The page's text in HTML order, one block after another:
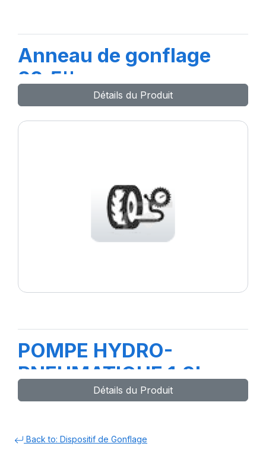
Anneau de gonflage
22.5''
Détails du Produit
POMPE HYDRO-
PNEUMATIQUE 1.3L
Détails du Produit
Back to: Dispositif de Gonflage